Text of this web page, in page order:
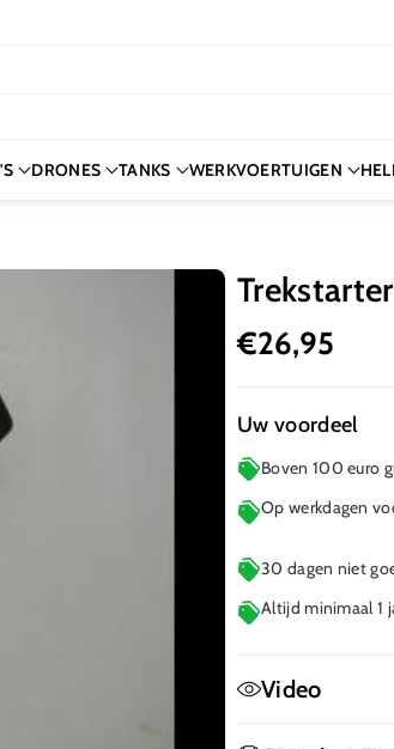
DRONES TANKS WERKVOERTUIGEN
€26,95
Uw voordeel
Boven 100 euro
Op werkdagen
30 dagen niet
Altijd minimaal 1
Video